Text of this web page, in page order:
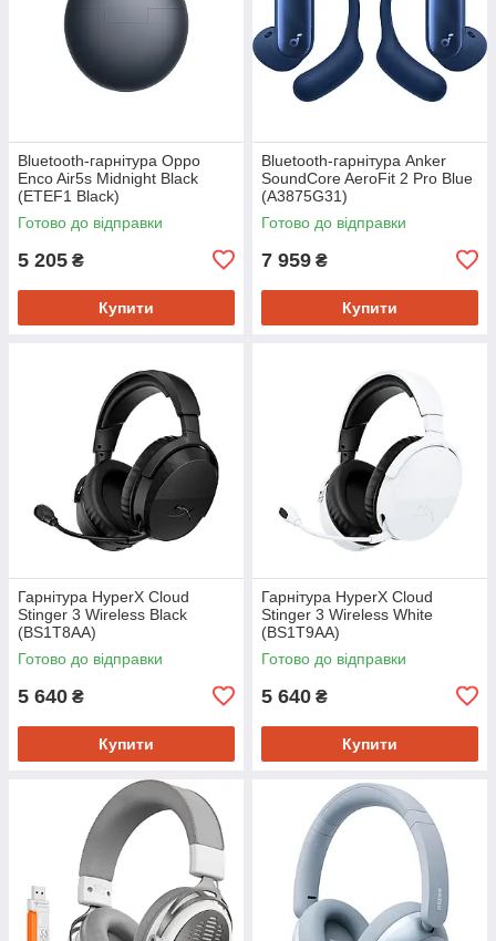
Bluetooth-гарнітура Oppo
Enco Air5s Midnight Black
(ETEF1 Black)
Готово до відправки
5 205 ₴
Купити
Bluetooth-гарнітура Anker
SoundCore AeroFit 2 Pro Blue
(A3875G31)
Готово до відправки
7 959 ₴
Купити
Гарнітура HyperX Cloud
Stinger 3 Wireless Black
(BS1T8AA)
Готово до відправки
5 640 ₴
Купити
Гарнітура HyperX Cloud
Stinger 3 Wireless White
(BS1T9AA)
Готово до відправки
5 640 ₴
Купити